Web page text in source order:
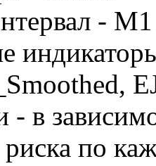
- M1
- в
по